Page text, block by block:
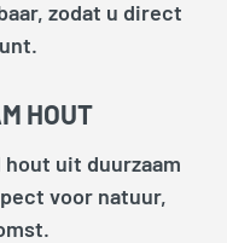
zodat u direct
HOUT
uit duurzaam
voor natuur,